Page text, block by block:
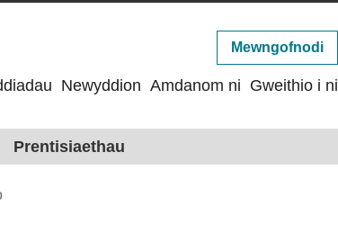
Mewngofnodi
Newyddion Amdanom ni Gweithio i ni
Prentisiaethau